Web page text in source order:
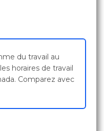
du travail au
horaires de travail
Comparez avec